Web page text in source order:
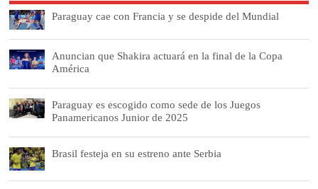
Paraguay cae con Francia y se despide del Mundial
Anuncian que Shakira actuará en la final de la Copa
América
Paraguay es escogido como sede de los Juegos
Panamericanos Junior de 2025
Brasil festeja en su estreno ante Serbia